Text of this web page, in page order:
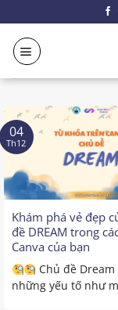
đến
nội
dung
Khám phá vẻ đẹp
đề DREAM trong
Canva của bạn
Chủ đề Dream
những yếu tố như
04
Th12